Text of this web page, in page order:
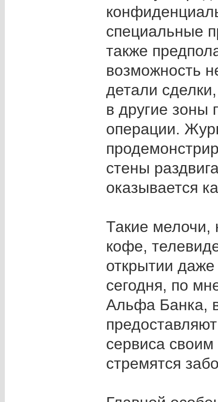
специальные
также
возможность
детали
в другие зоны
операции.
стены
оказывается
Такие мелочи,
кофе,
открытии
сегодня, по
Альфа Банка,
сервиса
стремятся